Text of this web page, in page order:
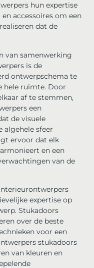
hun expertise
accessoires om een
dat de
van samenwerking
is de
ontwerpschema te
hele ruimte. Door
af te stemmen,
een
de visuele
algehele sfeer
ervoor dat elk
en een
van de
expertise op
Stukadoors
over de beste
voor een
stukadoors
van kleuren en